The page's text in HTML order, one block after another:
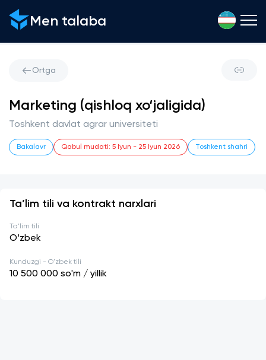
Men talaba
Ortga
Marketing (qishloq xo‘jaligida)
Toshkent davlat agrar universiteti
Bakalavr Qabul mudati: 5 Iyun - 25 Iyun 2026 Toshkent shahri
Ta’lim tili va kontrakt narxlari
Ta'lim tili
O‘zbek
Kunduzgi - O'zbek tili
10 500 000 so'm / yillik